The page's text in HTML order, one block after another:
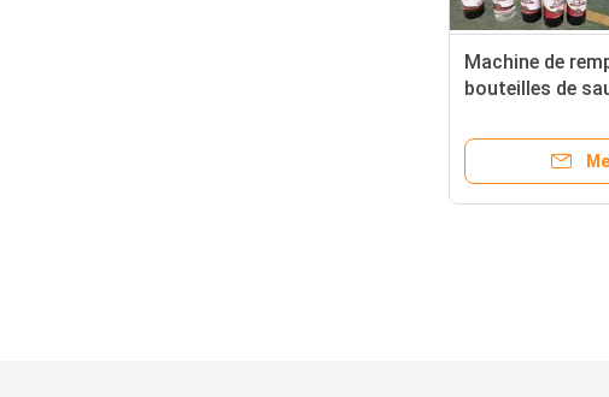
Machine de
bouteilles de
d'équilibre de